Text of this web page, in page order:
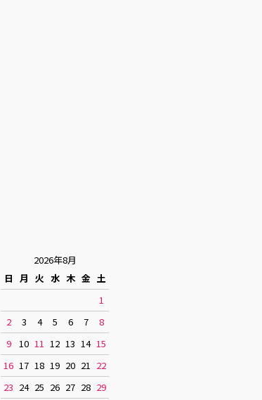
2026年8月
日 月 火 水 木 金 土
1
2
3 4 5 6 7
8
9
10 11 12 13 14 15
16 17 18 19 20 21 22
23 24 25 26 27 28 29